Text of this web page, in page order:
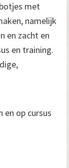
met
namelijk
en zacht en
en training.
en op cursus